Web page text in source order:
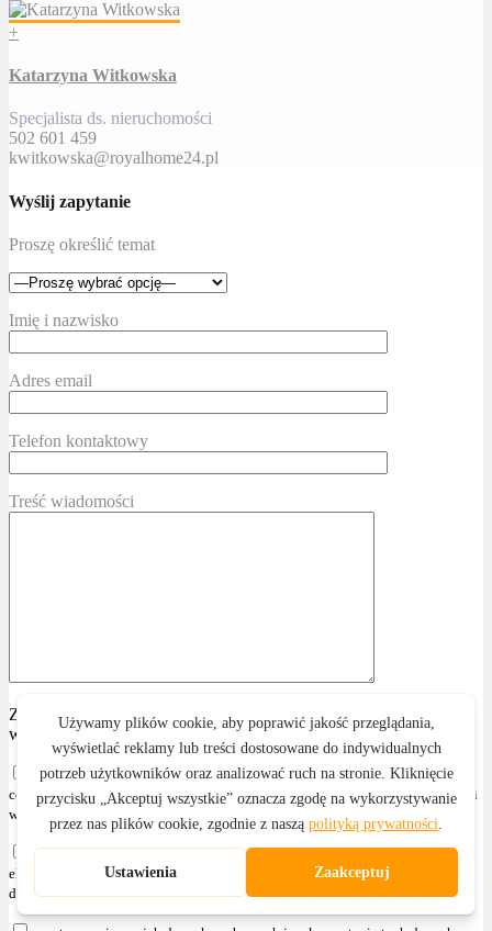
+
Katarzyna Witkowska
Specjalista ds. nieruchomości
502 601 459
kwitkowska@royalhome24.pl
Wyślij zapytanie
Proszę określić temat
Imię i nazwisko
Adres email
Telefon kontaktowy
Treść wiadomości
ZAMAWIAJĄCY, będąc poinformowanym o możliwości
wycofania zgody w każdym czasie, wyraża zgodę na:
przetwarzanie swoich danych osobowych i wykorzystanie tych danych do
celów marketingowych PRZEDSIĘBIORCY, zgodnie z przepisami wskazanymi
w § 4 ust. 2
otrzymywanie informacji handlowych za pomocą środków komunikacji
elektronicznej, zgodnie z ustawą z dnia 18 lipca 2002r. o świadczeniu usług
drogą elektroniczną (Dz. U. z 2020r. poz. 344 z późniejszymi zmianami )